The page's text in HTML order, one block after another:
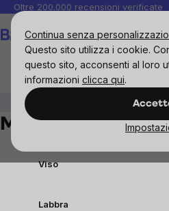
Continua senza
Questo sito utilizza i cookie.
questo sito, acconsenti al loro
informazioni clicca qui.
Salta
contenuto
Oltre 200.000 recensioni verificate
Make-up
Make-up
Viso
Labbra